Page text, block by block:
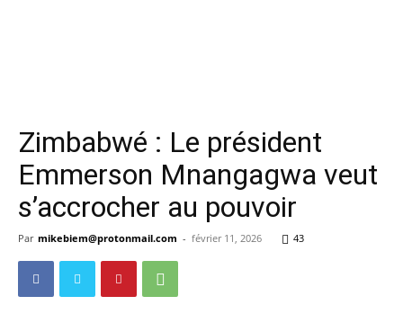
Zimbabwé : Le président
Emmerson Mnangagwa veut
s’accrocher au pouvoir
Par mikebiem@protonmail.com - février 11, 2026 43